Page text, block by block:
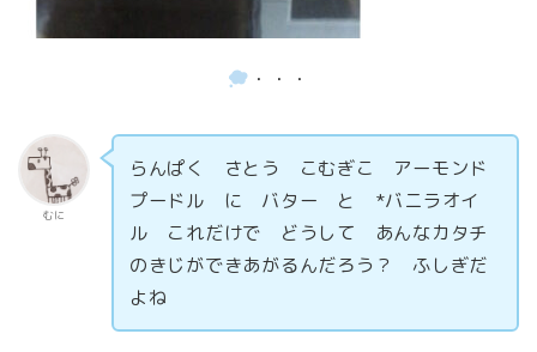
・・・
むに
らんぱく さとう こむぎこ アーモンド
プードル に バター と *バニラオイ
ル これだけで どうして あんなカタチ
のきじができあがるんだろう？ ふしぎだ
よね